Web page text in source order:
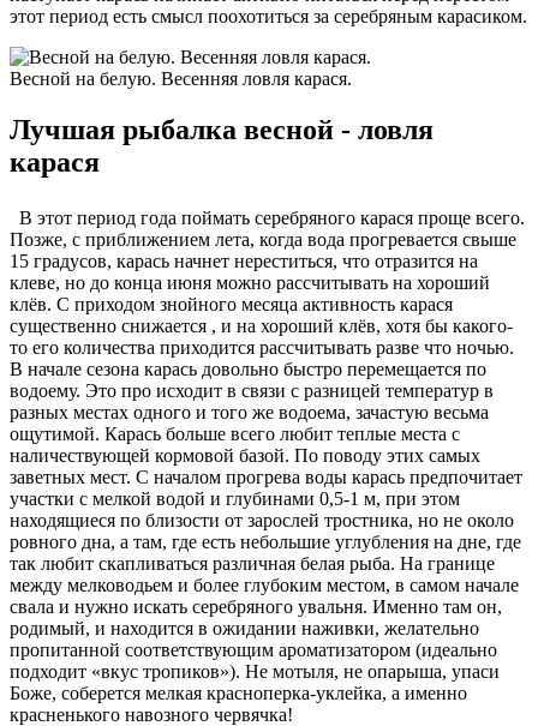
этот период есть смысл поохотиться за серебряным карасиком.
Весной на белую. Весенняя ловля карася.
Лучшая рыбалка весной - ловля
карася
В этот период года поймать серебряного карася проще всего.
Позже, с приближением лета, когда вода прогревается свыше
15 градусов, карась начнет нереститься, что отразится на
клеве, но до конца июня можно рассчитывать на хороший
клёв. С приходом знойного месяца активность карася
существенно снижается , и на хороший клёв, хотя бы какого-
то его количества приходится рассчитывать разве что ночью.
В начале сезона карась довольно быстро перемещается по
водоему. Это про исходит в связи с разницей температур в
разных местах одного и того же водоема, зачастую весьма
ощутимой. Карась больше всего любит теплые места с
наличествующей кормовой базой. По поводу этих самых
заветных мест. С началом прогрева воды карась предпочитает
участки с мелкой водой и глубинами 0,5-1 м, при этом
находящиеся по близости от зарослей тростника, но не около
ровного дна, а там, где есть небольшие углубления на дне, где
так любит скапливаться различная белая рыба. На границе
между мелководьем и более глубоким местом, в самом начале
свала и нужно искать серебряного увальня. Именно там он,
родимый, и находится в ожидании наживки, желательно
пропитанной соответствующим ароматизатором (идеально
подходит «вкус тропиков»). Не мотыля, не опарыша, упаси
Боже, соберется мелкая красноперка-уклейка, а именно
красненького навозного червячка!